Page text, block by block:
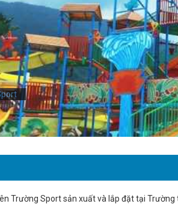
Trường Sport sản xuất và lắp đặt tại Trường